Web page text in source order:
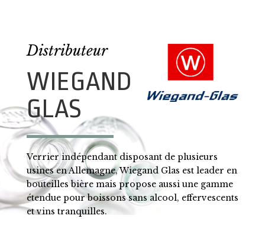
Distributeur
WIEGAND
GLAS
Verrier indépendant disposant de plusieurs
usines en Allemagne, Wiegand Glas est leader en
bouteilles bière mais propose aussi une gamme
étendue pour boissons sans alcool, effervescents
et vins tranquilles.